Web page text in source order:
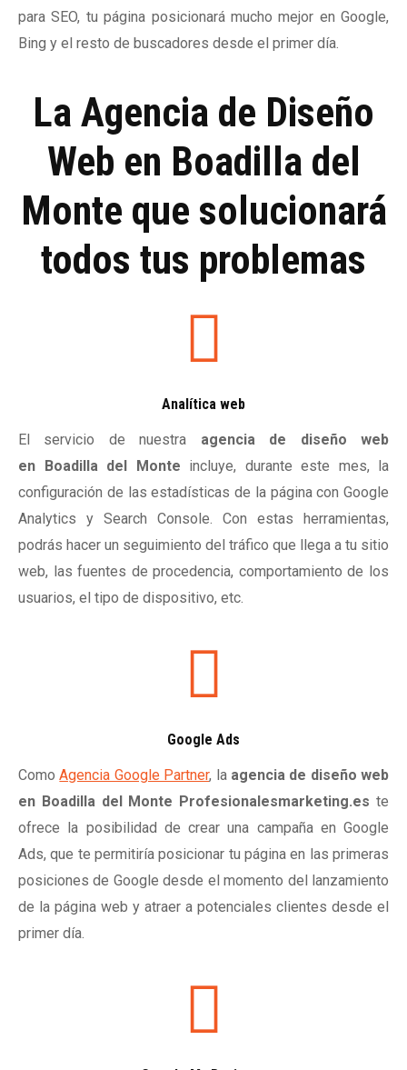
para SEO, tu página posicionará mucho mejor en Google,
Bing y el resto de buscadores desde el primer día.
La Agencia de Diseño
Web en Boadilla del
Monte que solucionará
todos tus problemas
Analítica web
El servicio de nuestra agencia de diseño web
en Boadilla del Monte incluye, durante este mes, la
configuración de las estadísticas de la página con Google
Analytics y Search Console. Con estas herramientas,
podrás hacer un seguimiento del tráfico que llega a tu sitio
web, las fuentes de procedencia, comportamiento de los
usuarios, el tipo de dispositivo, etc.
Google Ads
ComoAgencia Google Partner, la agencia de diseño web
en Boadilla del Monte Profesionalesmarketing.es te
ofrece la posibilidad de crear una campaña en Google
Ads, que te permitiría posicionar tu página en las primeras
posiciones de Google desde el momento del lanzamiento
de la página web y atraer a potenciales clientes desde el
primer día.